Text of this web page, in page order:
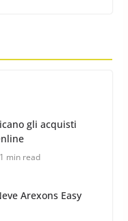
6 min read
Arexons Easy
2014 1 min read
Easy-fit CU-9: